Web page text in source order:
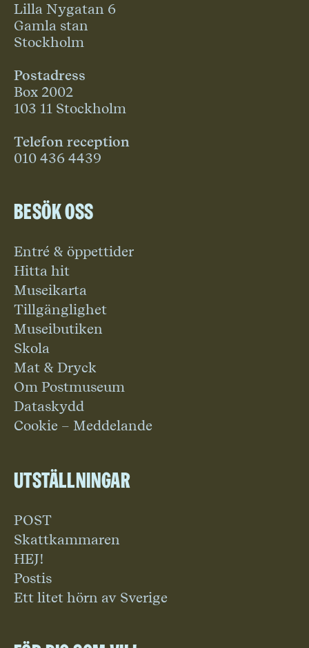
Lilla Nygatan 6
Gamla stan
Stockholm
Postadress
Box 2002
103 11 Stockholm
Telefon reception
010 436 4439
Besök oss
Entré & öppettider
Hitta hit
Museikarta
Tillgänglighet
Museibutiken
Skola
Mat & Dryck
Om Postmuseum
Dataskydd
Cookie – Meddelande
Utställningar
POST
Skattkammaren
HEJ!
Postis
Ett litet hörn av Sverige